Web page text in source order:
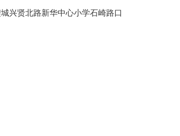
兴贤北路新华中心小学石崎路口